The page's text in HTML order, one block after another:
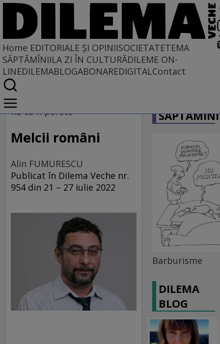
Home EDITORIALE ȘI OPINIISOCIETATETEMA
SĂPTĂMÎNIILA ZI ÎN CULTURĂDILEME ON-
LINEDILEMABLOGABONAREDIGITALContact
Home
EDITORIALE ȘI OPINII
TÎLC SHOW
nu ca-n perete
Melcii români
Alin FUMURESCU
Publicat în Dilema Veche nr.
954 din 21 – 27 iulie 2022
Barburisme
DILEMA
BLOG